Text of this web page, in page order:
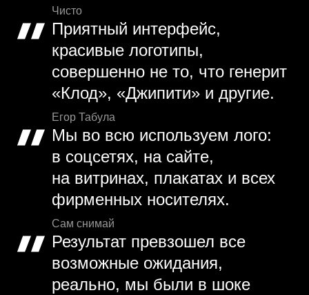
Чисто
Приятный интерфейс,
красивые логотипы,
совершенно не то, что генерит
«Клод», «Джипити» и другие.
Егор Табула
Мы во всю используем лого:
в соцсетях, на сайте,
на витринах, плакатах и всех
фирменных носителях.
Сам снимай
Результат превзошел все
возможные ожидания,
реально, мы были в шоке